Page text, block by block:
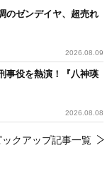
のゼンデイヤ、超売れ
2026.08.09
事役を熱演！『八神瑛
2026.08.08
ックアップ記事一覧